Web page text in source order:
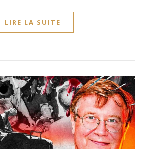
LIRE LA SUITE